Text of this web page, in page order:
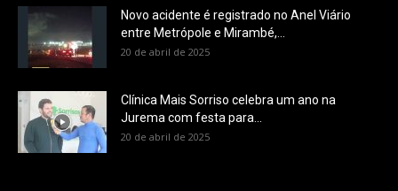
Novo acidente é registrado no Anel Viário
entre Metrópole e Mirambé,...
20 de abril de 2025
Clínica Mais Sorriso celebra um ano na
Jurema com festa para...
20 de abril de 2025